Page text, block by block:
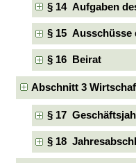
§ 14 Aufgaben
§ 15 Ausschüsse
§ 16 Beirat
Abschnitt 3
§ 17
§ 18